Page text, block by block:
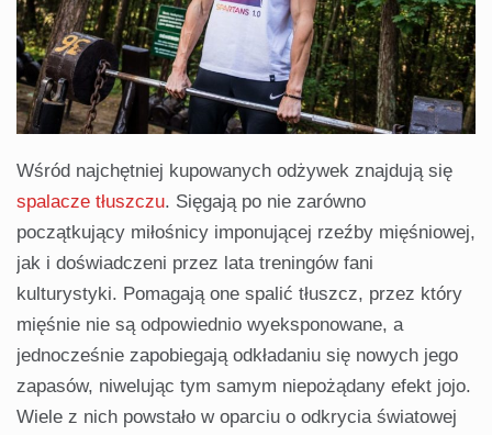
Wśród najchętniej kupowanych odżywek znajdują się
spalacze tłuszczu. Sięgają po nie zarówno
początkujący miłośnicy imponującej rzeźby mięśniowej,
jak i doświadczeni przez lata treningów fani
kulturystyki. Pomagają one spalić tłuszcz, przez który
mięśnie nie są odpowiednio wyeksponowane, a
jednocześnie zapobiegają odkładaniu się nowych jego
zapasów, niwelując tym samym niepożądany efekt jojo.
Wiele z nich powstało w oparciu o odkrycia światowej